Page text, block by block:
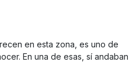
en esta zona, es uno de
En una de esas, sí andaban